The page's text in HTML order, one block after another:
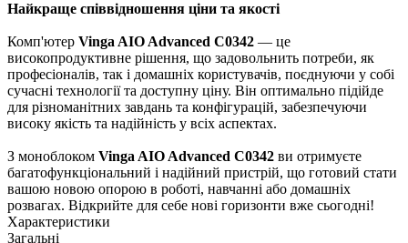
Найкраще співвідношення ціни та якості
Комп'ютер Vinga AIO Advanced C0342 — це
високопродуктивне рішення, що задовольнить потреби, як
професіоналів, так і домашніх користувачів, поєднуючи у собі
сучасні технології та доступну ціну. Він оптимально підійде
для різноманітних завдань та конфігурацій, забезпечуючи
високу якість та надійність у всіх аспектах.
З моноблоком Vinga AIO Advanced C0342 ви отримуєте
багатофункціональний і надійний пристрій, що готовий стати
вашою новою опорою в роботі, навчанні або домашніх
розвагах. Відкрийте для себе нові горизонти вже сьогодні!
Характеристики
Загальні